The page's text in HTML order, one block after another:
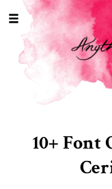
Toggle
navigation
10+